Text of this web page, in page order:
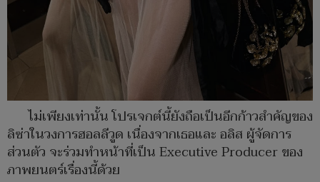
ไม่เพียงเท่านั้น โปรเจกต์นี้ยังถือเป็นอีกก้าวสำคัญของ
ลิซ่าในวงการฮอลลีวูด เนื่องจากเธอและ อลิส ผู้จัดการ
ส่วนตัว จะร่วมทำหน้าที่เป็น Executive Producer ของ
ภาพยนตร์เรื่องนี้ด้วย